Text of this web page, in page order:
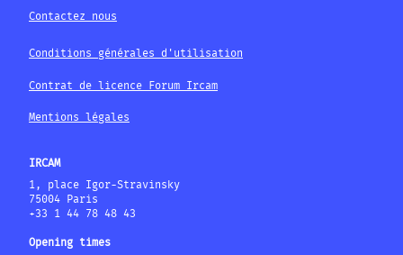
Contactez nous
Conditions générales d'utilisation
Contrat de licence Forum Ircam
Mentions légales
IRCAM
1, place Igor-Stravinsky
75004 Paris
+33 1 44 78 48 43
Opening times